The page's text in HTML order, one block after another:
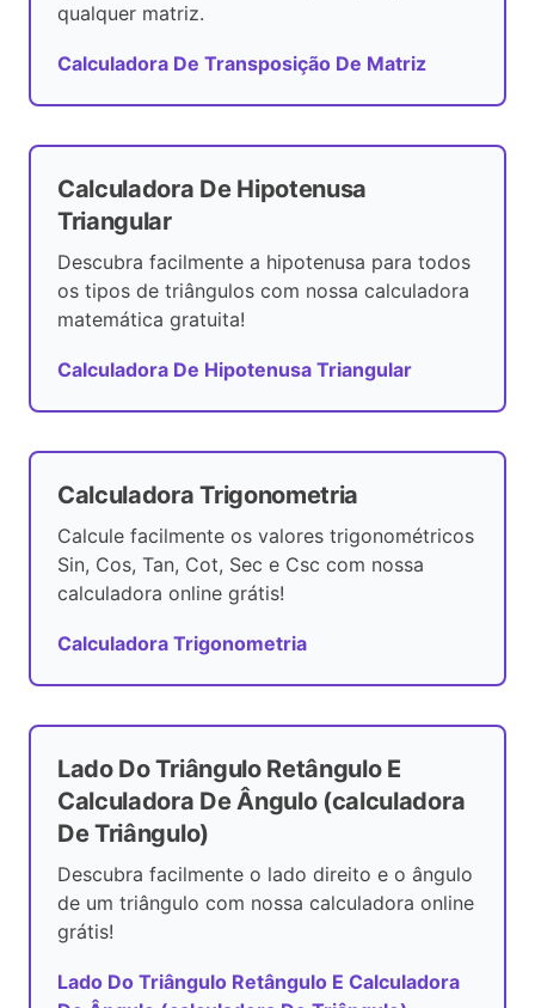
qualquer matriz.
Calculadora De Transposição De Matriz
Calculadora De Hipotenusa
Triangular
Descubra facilmente a hipotenusa para todos
os tipos de triângulos com nossa calculadora
matemática gratuita!
Calculadora De Hipotenusa Triangular
Calculadora Trigonometria
Calcule facilmente os valores trigonométricos
Sin, Cos, Tan, Cot, Sec e Csc com nossa
calculadora online grátis!
Calculadora Trigonometria
Lado Do Triângulo Retângulo E
Calculadora De Ângulo (calculadora
De Triângulo)
Descubra facilmente o lado direito e o ângulo
de um triângulo com nossa calculadora online
grátis!
Lado Do Triângulo Retângulo E Calculadora